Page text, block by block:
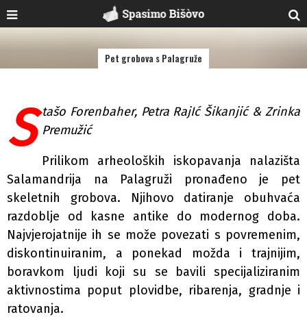
Pet grobova s Palagruže
S tašo Forenbaher, Petra RajIć Šikanjić & Zrinka
Premužić
Prilikom arheoloških iskopavanja nalazišta
Salamandrija na Palagruži pronađeno je pet
skeletnih grobova. Njihovo datiranje obuhvaća
razdoblje od kasne antike do modernog doba.
Najvjerojatnije ih se može povezati s povremenim,
diskontinuiranim, a ponekad možda i trajnijim,
boravkom ljudi koji su se bavili specijaliziranim
aktivnostima poput plovidbe, ribarenja, gradnje i
ratovanja.